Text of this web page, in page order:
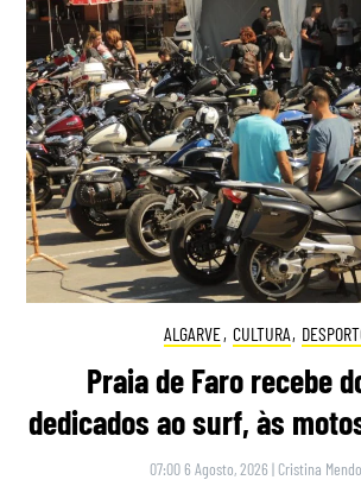
ALGARVE, CULTURA,
Praia de Faro recebe
dedicados ao surf, às
07:00 6 Agosto, 2026 | Cristina